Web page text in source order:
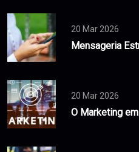
20 Mar 2026
Mensageria
20 Mar 2026
O Marketing